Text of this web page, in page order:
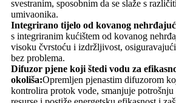
svestranim, sposobnim da se slaže s
umivaonika.
Integrirano tijelo od kovanog
s integriranim kućištem od kovanog
visoku čvrstoću i izdržljivost,
bez problema.
Difuzor pjene koji štedi vodu za
okoliša:Opremljen pjenastim difuzorom
kontrolira protok vode, smanjuje potrošnju